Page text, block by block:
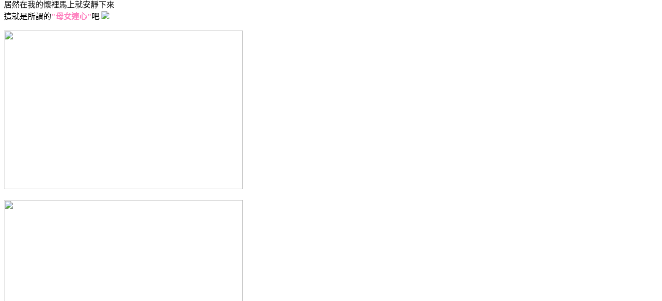
居然在我的懷裡馬上就安靜下來
這就是所謂的"母女連心"吧